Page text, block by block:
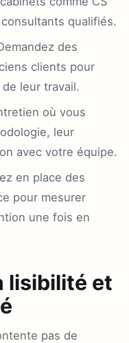
qualifiés.
des
clients pour
leur travail.
où vous
leur
avec votre équipe.
en place des
pour mesurer
une fois en
lisibilité et
pas de